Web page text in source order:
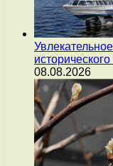
08.08.2026